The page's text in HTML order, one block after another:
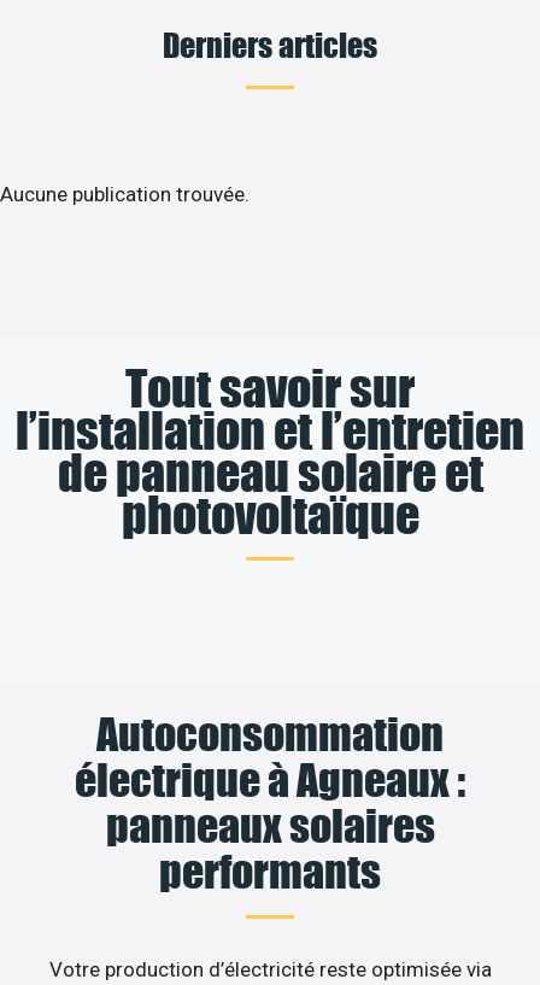
Derniers articles
Aucune publication trouvée.
Tout savoir sur
l’installation et l’entretien
de panneau solaire et
photovoltaïque
Autoconsommation
électrique à Agneaux :
panneaux solaires
performants
Votre production d’électricité reste optimisée via